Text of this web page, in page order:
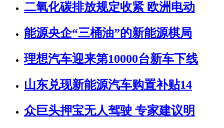
二氧化碳排放规定收紧 欧洲电动
能源央企“三桶油”的新能源棋局
理想汽车迎来第10000台新车下线
山东兑现新能源汽车购置补贴14
众巨头押宝无人驾驶 专家建议明